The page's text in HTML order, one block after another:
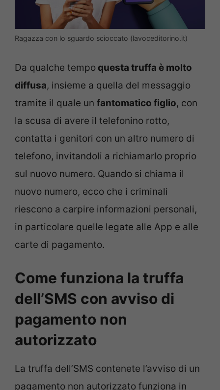
Ragazza con lo sguardo scioccato (lavoceditorino.it)
Da qualche tempo questa truffa è molto
diffusa, insieme a quella del messaggio
tramite il quale un fantomatico figlio, con
la scusa di avere il telefonino rotto,
contatta i genitori con un altro numero di
telefono, invitandoli a richiamarlo proprio
sul nuovo numero. Quando si chiama il
nuovo numero, ecco che i criminali
riescono a carpire informazioni personali,
in particolare quelle legate alle App e alle
carte di pagamento.
Come funziona la truffa
dell’SMS con avviso di
pagamento non
autorizzato
La truffa dell’SMS contenete l’avviso di un
pagamento non autorizzato funziona in